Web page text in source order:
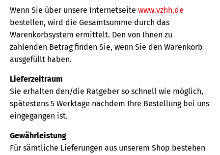
Wenn Sie über unsere Internetseite www.vzhh.de
bestellen, wird die Gesamtsumme durch das
Warenkorbsystem ermittelt. Den von Ihnen zu
zahlenden Betrag finden Sie, wenn Sie den Warenkorb
ausgefüllt haben.
Lieferzeitraum
Sie erhalten den/die Ratgeber so schnell wie möglich,
spätestens 5 Werktage nachdem Ihre Bestellung bei uns
eingegangen ist.
Gewährleistung
Für sämtliche Lieferungen aus unserem Shop bestehen